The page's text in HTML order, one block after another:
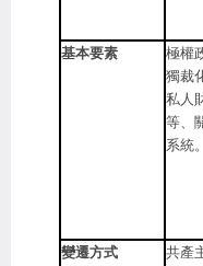
基本要素
極權
獨裁
私人
等、
系統。
變遷方式
共產